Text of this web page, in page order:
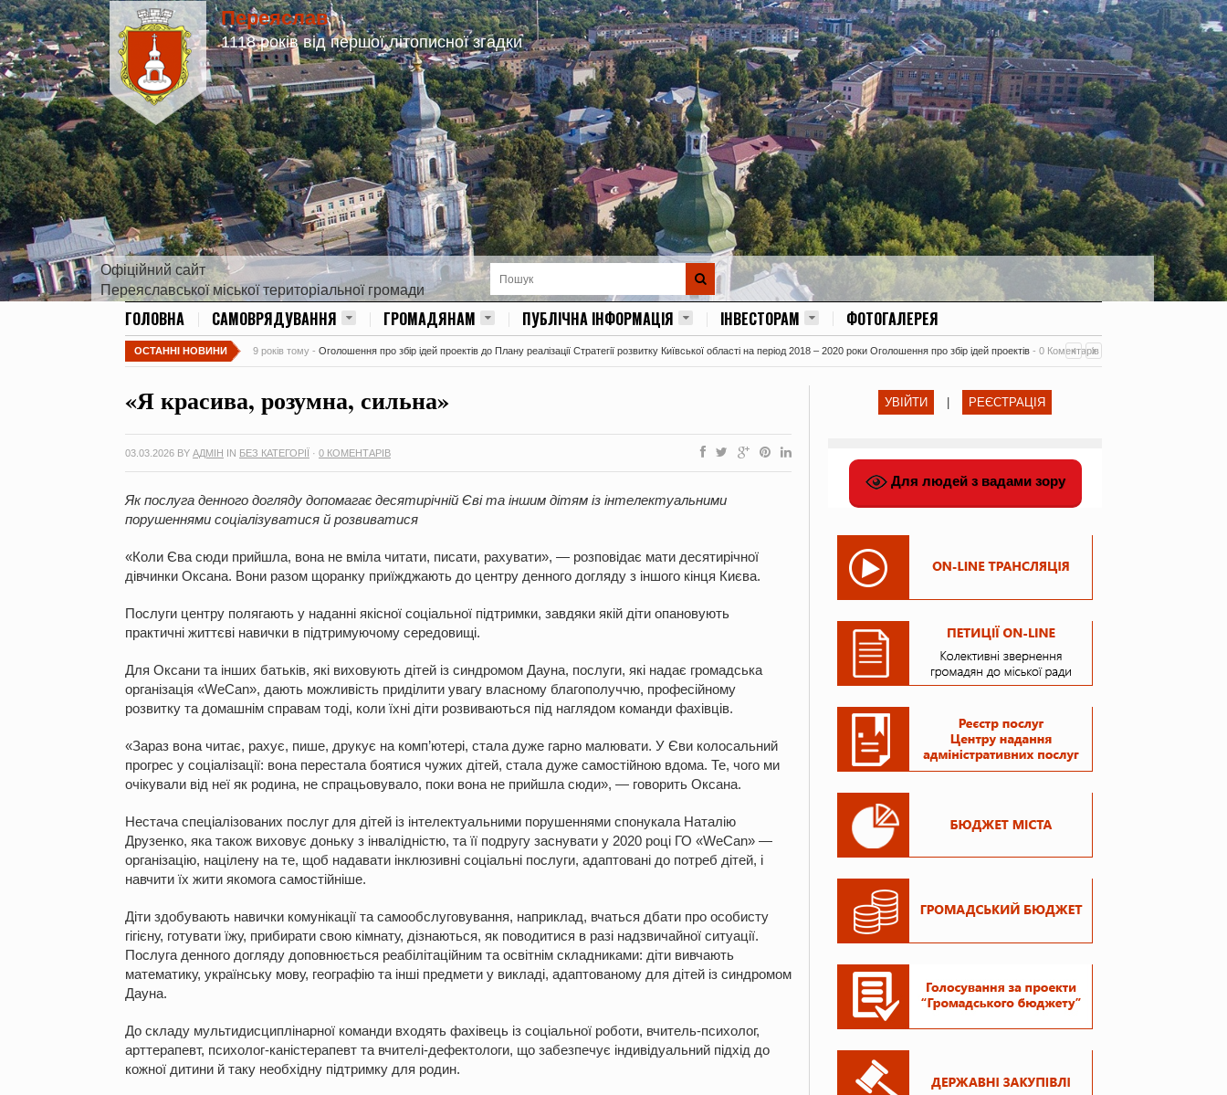
Переяслав
1118 років від першої літописної згадки
Офіційний сайт
Переяславської міської територіальної громади
ГОЛОВНА САМОВРЯДУВАННЯ ГРОМАДЯНАМ ПУБЛІЧНА ІНФОРМАЦІЯ ІНВЕСТОРАМ ФОТОГАЛЕРЕЯ
ОСТАННІ НОВИНИ 9 років тому - Оголошення про збір ідей проектів до Плану реалізації Стратегії розвитку Київської області на період 2018 – 2020 роки Оголошення про збір ідей проектів - 0 Коментарів
«Я красива, розумна, сильна»
03.03.2026 BY АДМІН IN БЕЗ КАТЕГОРІЇ · 0 КОМЕНТАРІВ
Як послуга денного догляду допомагає десятирічній Єві та іншим дітям із інтелектуальними
порушеннями соціалізуватися й розвиватися
«Коли Єва сюди прийшла, вона не вміла читати, писати, рахувати», — розповідає мати десятирічної
дівчинки Оксана. Вони разом щоранку приїжджають до центру денного догляду з іншого кінця Києва.
Послуги центру полягають у наданні якісної соціальної підтримки, завдяки якій діти опановують
практичні життєві навички в підтримуючому середовищі.
Для Оксани та інших батьків, які виховують дітей із синдромом Дауна, послуги, які надає громадська
організація «WeCan», дають можливість приділити увагу власному благополуччю, професійному
розвитку та домашнім справам тоді, коли їхні діти розвиваються під наглядом команди фахівців.
«Зараз вона читає, рахує, пише, друкує на комп’ютері, стала дуже гарно малювати. У Єви колосальний
прогрес у соціалізації: вона перестала боятися чужих дітей, стала дуже самостійною вдома. Те, чого ми
очікували від неї як родина, не спрацьовувало, поки вона не прийшла сюди», — говорить Оксана.
Нестача спеціалізованих послуг для дітей із інтелектуальними порушеннями спонукала Наталію
Друзенко, яка також виховує доньку з інвалідністю, та її подругу заснувати у 2020 році ГО «WeCan» —
організацію, націлену на те, щоб надавати інклюзивні соціальні послуги, адаптовані до потреб дітей, і
навчити їх жити якомога самостійніше.
Діти здобувають навички комунікації та самообслуговування, наприклад, вчаться дбати про особисту
гігієну, готувати їжу, прибирати свою кімнату, дізнаються, як поводитися в разі надзвичайної ситуації.
Послуга денного догляду доповнюється реабілітаційним та освітнім складниками: діти вивчають
математику, українську мову, географію та інші предмети у викладі, адаптованому для дітей із синдромом
Дауна.
До складу мультидисциплінарної команди входять фахівець із соціальної роботи, вчитель-психолог,
арттерапевт, психолог-каністерапевт та вчителі-дефектологи, що забезпечує індивідуальний підхід до
кожної дитини й таку необхідну підтримку для родин.
УВІЙТИ РЕЄСТРАЦІЯ
Для людей з вадами зору